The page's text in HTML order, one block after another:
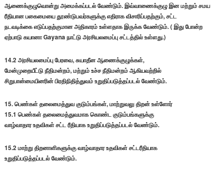
ஆணைக்குழுவொன்று அமைக்கப்படல் வேண்டும். இவ்வாணைக்குழு இன மற்றும் சமய
ரீதியான பகைமையை தூண்டுபவர்களுக்கு எதிராக விசாரிப்பதற்கும், சட்ட
நடவடிக்கை எடுப்பதற்குமான அதிகாரம் உள்ளதாக இருக்க வேண்டும். ( இது போன்ற
ஏற்பாடு கயானா Gayana நாட்டு அரசியலமைப்பு சட்டத்தில் உள்ளது.)
14.2 அரசியலமைப்பு பேரவை, சுயாதீன ஆணைக்குழுக்கள்,
மேன்முறையீட்டு நீதிமன்றம், மற்றும் உச்ச நீதிமன்றம் ஆகியவற்றில்
சிறுபான்மையினரின் பிரதிநிதித்துவம் உறுதிப்படுத்தப்படல் வேண்டும்.
15. பெண்கள் தலைமைத்துவ குடும்பங்கள், மாற்றுவலு திறன் உள்ளோர்
15.1 பெண்கள் தலைமைத்துவமாக கொண்ட குடும்பங்களுக்கு
வாழ்வாதார உதவிகள் சட்ட ரீதியாக உறுதிப்படுத்தப்படல் வேண்டும்.
15.2 மாற்று திறனாளிகளுக்கு வாழ்வாதார உதவிகள் சட்டரீதியாக
உறுதிப்படுத்தப்படல் வேண்டும்.